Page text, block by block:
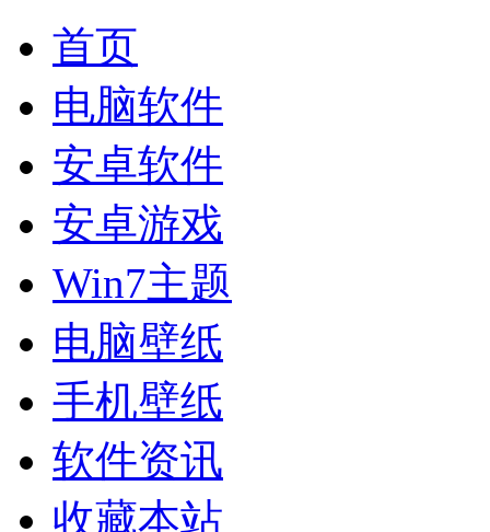
首页
电脑软件
安卓软件
安卓游戏
Win7主题
电脑壁纸
手机壁纸
软件资讯
收藏本站